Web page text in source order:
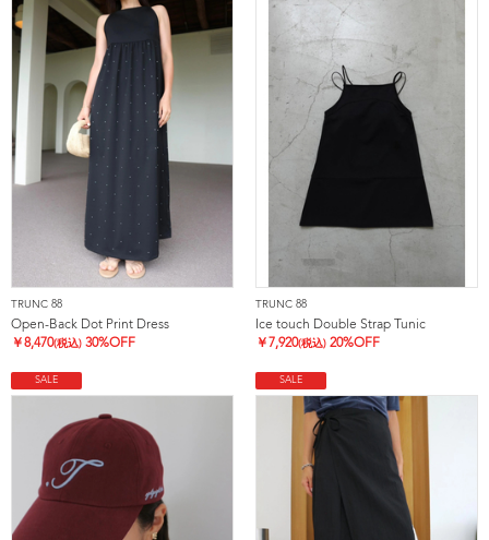
TRUNC 88
Open-Back Dot Print Dress
￥8,470(税込) 30%OFF
TRUNC 88
Ice touch Double Strap Tunic
￥ 7,920(税込) 20%OFF
SALE SALE